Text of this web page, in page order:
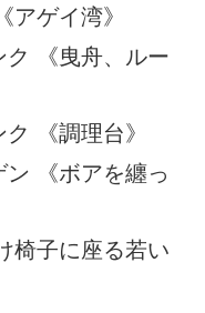
アゲイ湾》
ク 《曳舟、ルー
《調理台》
《ボアを纏っ
椅子に座る若い